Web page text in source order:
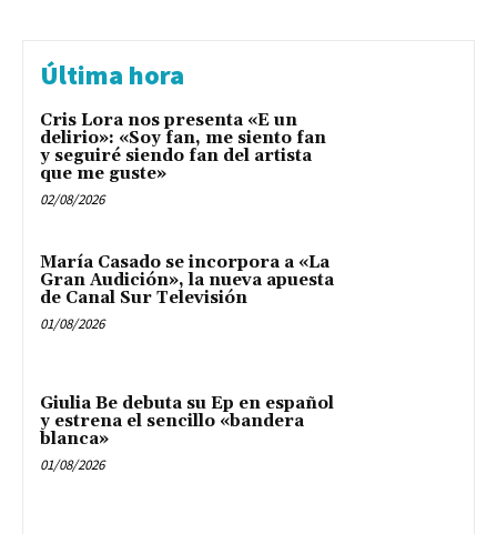
Última hora
Cris Lora nos presenta «E un
delirio»: «Soy fan, me siento fan
y seguiré siendo fan del artista
que me guste»
02/08/2026
María Casado se incorpora a «La
Gran Audición», la nueva apuesta
de Canal Sur Televisión
01/08/2026
Giulia Be debuta su Ep en español
y estrena el sencillo «bandera
blanca»
01/08/2026